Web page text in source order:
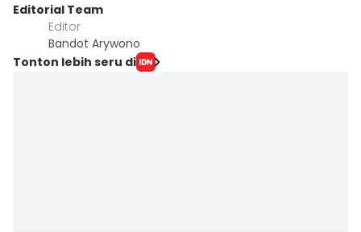
Editorial Team
Editor
Bandot Arywono
Tonton lebih seru di